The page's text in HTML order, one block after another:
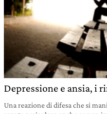
Depressione e ansia, i
Una reazione di difesa che si